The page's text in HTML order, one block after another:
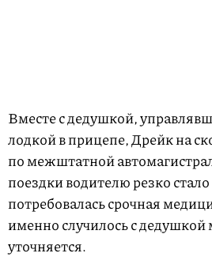
Вместе с дедушкой,
лодкой в прицепе, Дрейк на
по межштатной
поездки водителю резко
потребовалась срочная
именно случилось с дедушкой
уточняется.